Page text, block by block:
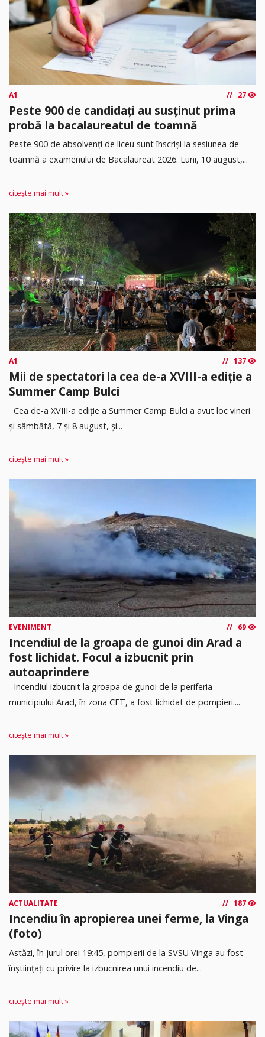
A1 27
Peste 900 de candidați au susținut prima
probă la bacalaureatul de toamnă
Peste 900 de absolvenți de liceu sunt înscriși la sesiunea de
toamnă a examenului de Bacalaureat 2026. Luni, 10 august,...
citește mai mult »
A1 137
Mii de spectatori la cea de-a XVIII-a ediție a
Summer Camp Bulci
Cea de-a XVIII-a ediție a Summer Camp Bulci a avut loc vineri
și sâmbătă, 7 și 8 august, și...
citește mai mult »
EVENIMENT 69
Incendiul de la groapa de gunoi din Arad a
fost lichidat. Focul a izbucnit prin
autoaprindere
Incendiul izbucnit la groapa de gunoi de la periferia
municipiului Arad, în zona CET, a fost lichidat de pompieri....
citește mai mult »
ACTUALITATE 187
Incendiu în apropierea unei ferme, la Vinga
(foto)
Astăzi, în jurul orei 19:45, pompierii de la SVSU Vinga au fost
înștiințați cu privire la izbucnirea unui incendiu de...
citește mai mult »